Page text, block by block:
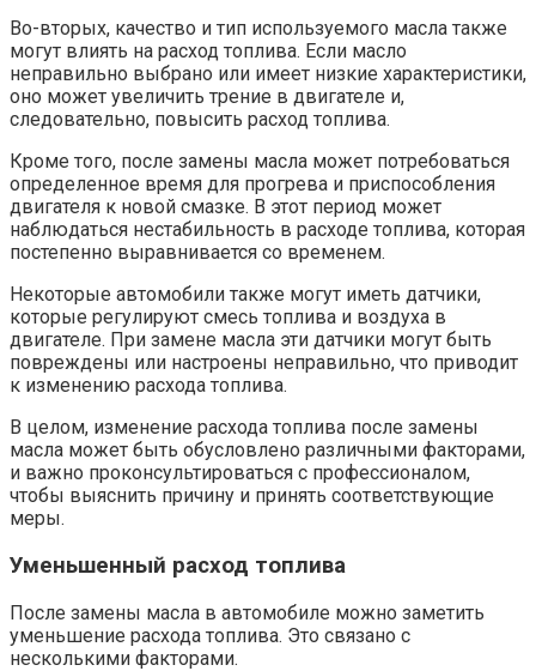
Во-вторых, качество и тип используемого масла также
могут влиять на расход топлива. Если масло
неправильно выбрано или имеет низкие характеристики,
оно может увеличить трение в двигателе и,
следовательно, повысить расход топлива.
Кроме того, после замены масла может потребоваться
определенное время для прогрева и приспособления
двигателя к новой смазке. В этот период может
наблюдаться нестабильность в расходе топлива, которая
постепенно выравнивается со временем.
Некоторые автомобили также могут иметь датчики,
которые регулируют смесь топлива и воздуха в
двигателе. При замене масла эти датчики могут быть
повреждены или настроены неправильно, что приводит
к изменению расхода топлива.
В целом, изменение расхода топлива после замены
масла может быть обусловлено различными факторами,
и важно проконсультироваться с профессионалом,
чтобы выяснить причину и принять соответствующие
меры.
Уменьшенный расход топлива
После замены масла в автомобиле можно заметить
уменьшение расхода топлива. Это связано с
несколькими факторами.